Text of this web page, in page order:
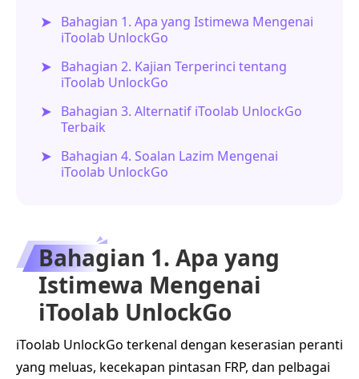
Bahagian 1. Apa yang Istimewa Mengenai
iToolab UnlockGo
Bahagian 2. Kajian Terperinci tentang
iToolab UnlockGo
Bahagian 3. Alternatif iToolab UnlockGo
Terbaik
Bahagian 4. Soalan Lazim Mengenai
iToolab UnlockGo
Bahagian 1. Apa yang
Istimewa Mengenai
iToolab UnlockGo
iToolab UnlockGo terkenal dengan keserasian peranti
yang meluas, kecekapan pintasan FRP, dan pelbagai